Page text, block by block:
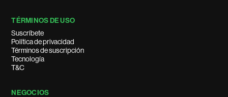
TÉRMINOS DE USO
Suscríbete
Política de privacidad
Términos de suscripción
Tecnología
T&C
NEGOCIOS